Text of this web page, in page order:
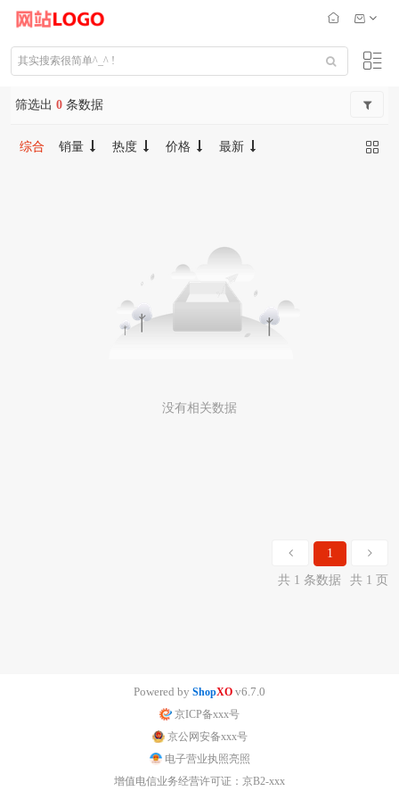
筛选出 0 条数据
综合 销量 热度 价格 最新
没有相关数据
1
共 1 条数据
共 1 页
Powered by ShopXO v6.7.0
京ICP备xxx号
京公网安备xxx号
电子营业执照亮照
增值电信业务经营许可证：京B2-xxx